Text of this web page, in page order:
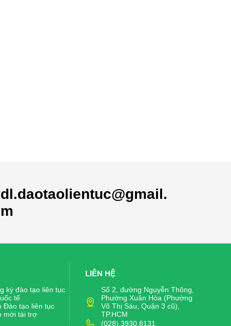
ký đào tạo liên tục
tế
Đào tạo liên tục
mời tài trợ
LIÊN HỆ
Số 2, đường Nguyễn Thông,
Phường Xuân Hòa (Phường
Võ Thị Sáu, Quận 3 cũ),
TP.HCM
(028).3930.8131